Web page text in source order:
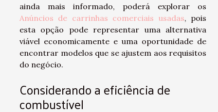
ainda mais informado, poderá explorar os
Anúncios de carrinhas comerciais usadas, pois
esta opção pode representar uma alternativa
viável economicamente e uma oportunidade de
encontrar modelos que se ajustem aos requisitos
do negócio.
Considerando a eficiência de
combustível